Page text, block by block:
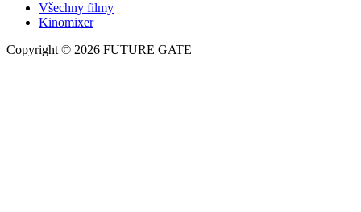
Všechny filmy
Kinomixer
Copyright © 2026 FUTURE GATE